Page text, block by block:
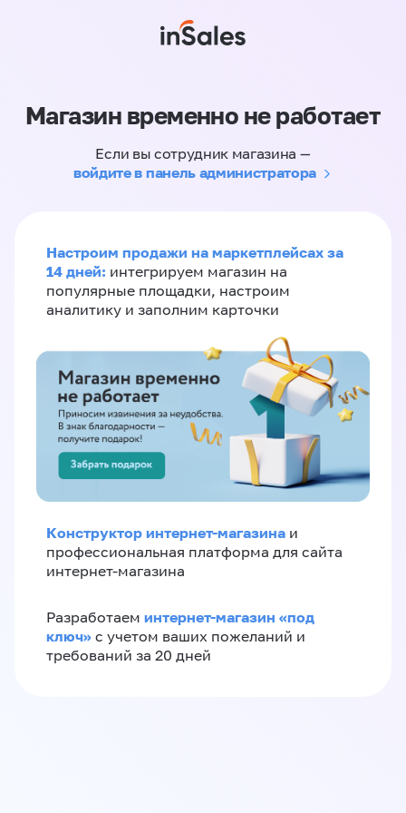
Магазин временно не работает
Если вы сотрудник магазина —
войдите в панель администратора
Настроим продажи на маркетплейсах за
14 дней: интегрируем магазин на
популярные площадки, настроим
аналитику и заполним карточки
Конструктор интернет-магазина и
профессиональная платформа для сайта
интернет-магазина
Разработаем интернет-магазин «‎под
ключ»‎ с учетом ваших пожеланий и
требований за 20 дней